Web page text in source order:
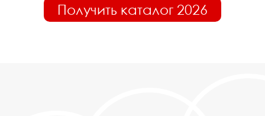
Получить каталог 2026